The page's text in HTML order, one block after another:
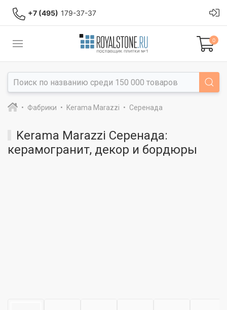
+7 (495) 179-37-37
0
Фабрики Kerama Marazzi Серенада
Kerama Marazzi Серенада:
керамогранит, декор и бордюры